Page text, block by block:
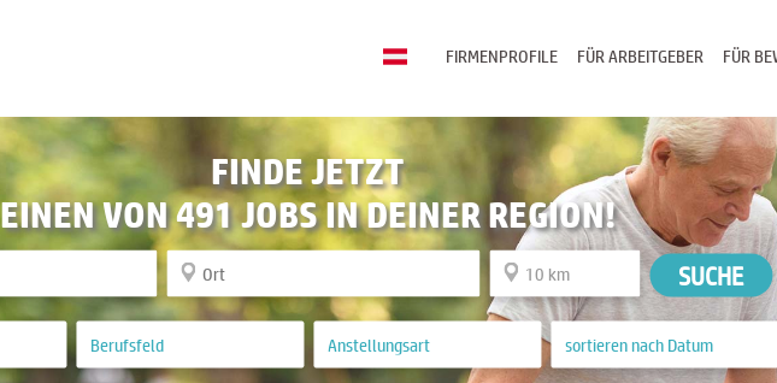
FÜR
FÜR ARBEITGEBER
FIRMENPROFILE
FINDE JETZT
EINEN VON 491 JOBS IN DEINER REGION!
SUCHE